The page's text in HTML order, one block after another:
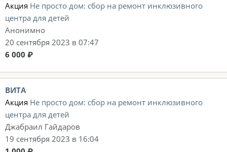
Акция Не просто дом: сбор на ремонт инклюзивного
центра для детей
Анонимно
20 сентября 2023 в 07:47
6 000 ₽
ВИТА
Акция Не просто дом: сбор на ремонт инклюзивного
центра для детей
Джабраил Гайдаров
19 сентября 2023 в 16:04